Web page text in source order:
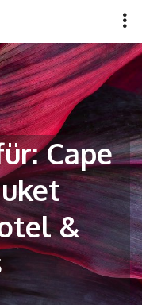
Cape
&